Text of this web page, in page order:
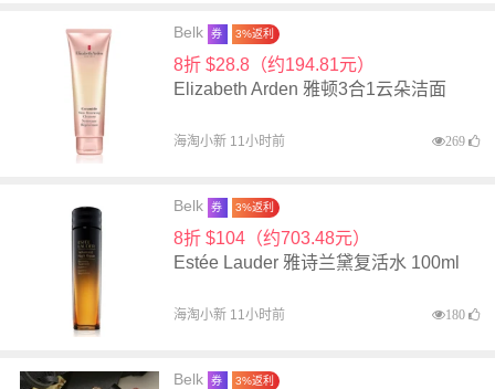
Belk 券 3%返利
8折 $28.8（约194.81元）
Elizabeth Arden 雅顿3合1云朵洁面
海淘小新 11小时前 269
Belk 券 3%返利
8折 $104（约703.48元）
Estée Lauder 雅诗兰黛复活水 100ml
海淘小新 11小时前 180
Belk 券 3%返利